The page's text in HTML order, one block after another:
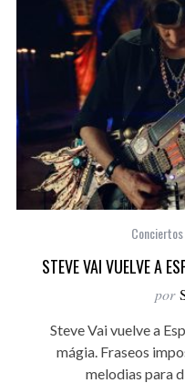
Conciertos
STEVE VAI VUELVE A
por
Steve Vai vuelve a
mágia. Fraseos
melodias para